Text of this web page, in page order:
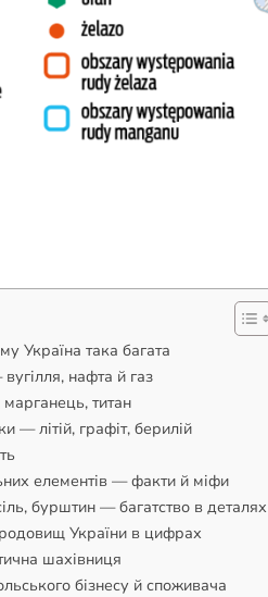
Україна така багата
нафта й газ
титан
— літій, графіт, берилій
елементів — факти й міфи
бурштин — багатство в деталях
України в цифрах
шахівниця
бізнесу й споживача